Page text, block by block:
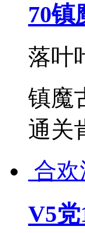
70镇
落叶
镇魔
通关
合欢
V5